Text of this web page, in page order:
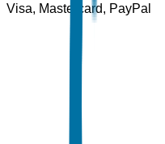
Visa, Mastercard, PayPal